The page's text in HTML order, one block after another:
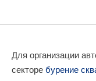
Для организации
секторе бурение